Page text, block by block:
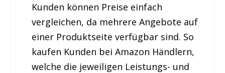
Kunden können Preise einfach
vergleichen, da mehrere Angebote auf
einer Produktseite verfügbar sind. So
kaufen Kunden bei Amazon Händlern,
welche die jeweiligen Leistungs- und